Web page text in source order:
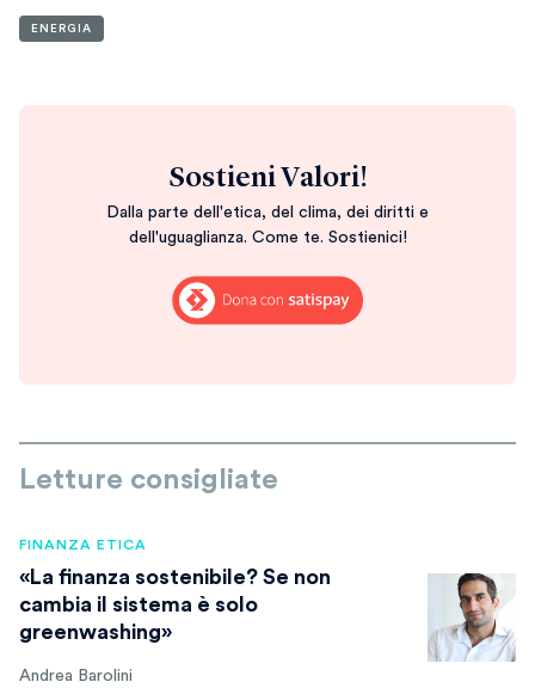
ENERGIA
Sostieni Valori!
Dalla parte dell'etica, del clima, dei diritti e
dell'uguaglianza. Come te. Sostienici!
Letture consigliate
FINANZA ETICA
«La finanza sostenibile? Se non
cambia il sistema è solo
greenwashing»
Andrea Barolini